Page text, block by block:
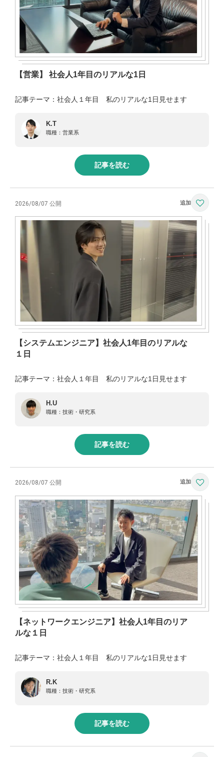
【営業】 社会人1年目のリアルな1日
記事テーマ：社会人１年目 私のリアルな1日見せます
K.T
職種： 営業系
記事を読む
2026/08/07 公開
【システムエンジニア】社会人1年目のリアルな
１日
記事テーマ：社会人１年目 私のリアルな1日見せます
H.U
職種： 技術・研究系
記事を読む
2026/08/07 公開
【ネットワークエンジニア】社会人1年目のリア
ルな１日
記事テーマ：社会人１年目 私のリアルな1日見せます
R.K
職種： 技術・研究系
記事を読む